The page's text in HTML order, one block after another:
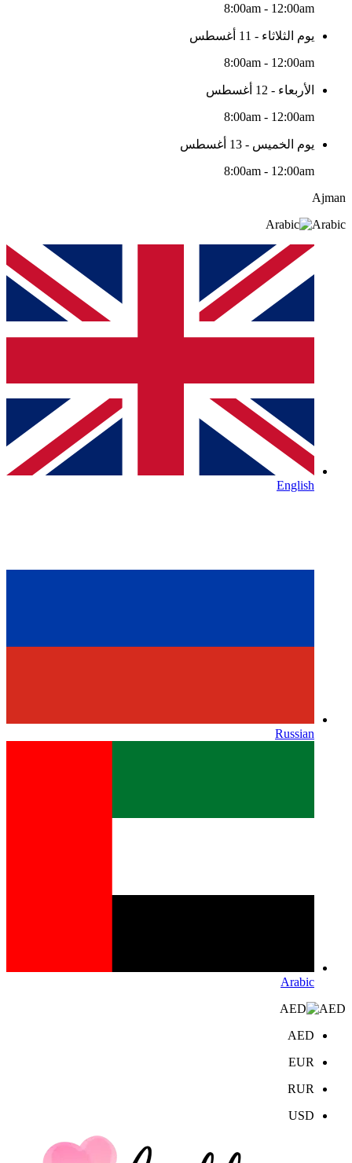
8:00am - 12:00am
يوم الثلاثاء - 11 أغسطس
8:00am - 12:00am
الأربعاء - 12 أغسطس
8:00am - 12:00am
يوم الخميس - 13 أغسطس
8:00am - 12:00am
Ajman
Arabic
English
Russian
Arabic
AED
AED
EUR
RUR
USD